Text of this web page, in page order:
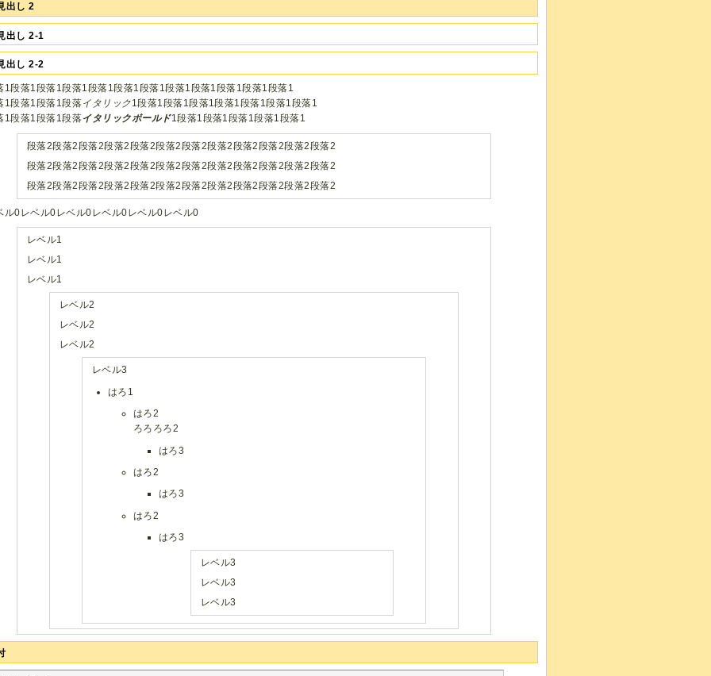
出し 2
出し 2-1
出し 2-2
1段落1段落1段落1段落1段落1段落1段落1段落1段落1段落1段落1
1段落1段落1段落イタリック1段落1段落1段落1段落1段落1段落1段落1
1段落1段落1段落イタリックボールド1段落1段落1段落1段落1段落1
段落2段落2段落2段落2段落2段落2段落2段落2段落2段落2段落2段落2
段落2段落2段落2段落2段落2段落2段落2段落2段落2段落2段落2段落2
段落2段落2段落2段落2段落2段落2段落2段落2段落2段落2段落2段落2
ル0レベル0レベル0レベル0レベル0レベル0
レベル1
レベル1
レベル1
レベル2
レベル2
レベル2
レベル3
はろ1
はろ2
ろろろろ2
はろ3
はろ2
はろ3
はろ2
はろ3
レベル3
レベル3
レベル3